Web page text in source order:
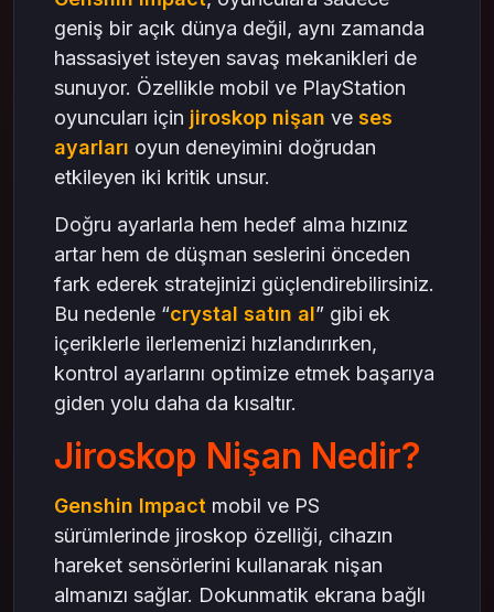
PS için:
Genel İpuçları:
Sonuç: Kendi Konfor Alanınızı Yaratın
geniş bir açık dünya değil, aynı zamanda
hassasiyet isteyen savaş mekanikleri de
sunuyor. Özellikle mobil ve PlayStation
oyuncuları için jiroskop nişan ve ses
ayarları oyun deneyimini doğrudan
etkileyen iki kritik unsur.
Doğru ayarlarla hem hedef alma hızınız
artar hem de düşman seslerini önceden
fark ederek stratejinizi güçlendirebilirsiniz.
Bu nedenle “crystal satın al” gibi ek
içeriklerle ilerlemenizi hızlandırırken,
kontrol ayarlarını optimize etmek başarıya
giden yolu daha da kısaltır.
Jiroskop Nişan Nedir?
Genshin Impact mobil ve PS
sürümlerinde jiroskop özelliği, cihazın
hareket sensörlerini kullanarak nişan
almanızı sağlar. Dokunmatik ekrana bağlı